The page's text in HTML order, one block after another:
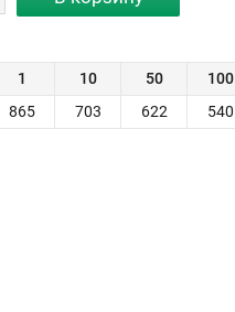
1 10 50 100
865 703 622 540